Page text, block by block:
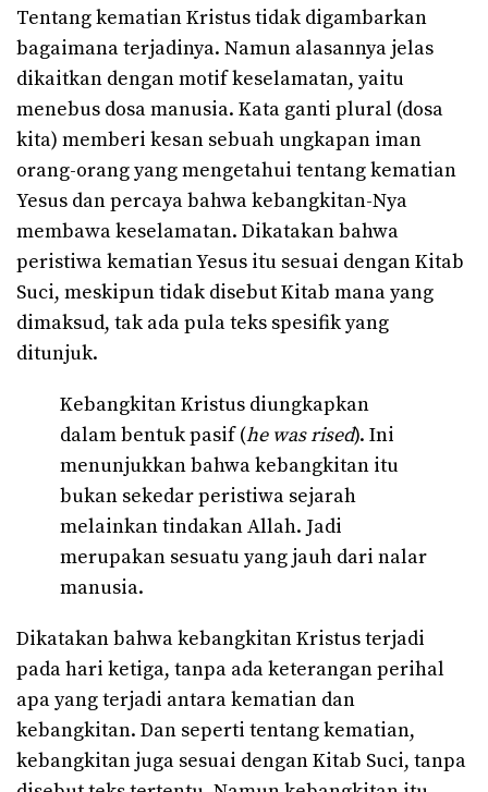
Tentang kematian Kristus tidak digambarkan
bagaimana terjadinya. Namun alasannya jelas
dikaitkan dengan motif keselamatan, yaitu
menebus dosa manusia. Kata ganti plural (dosa
kita) memberi kesan sebuah ungkapan iman
orang-orang yang mengetahui tentang kematian
Yesus dan percaya bahwa kebangkitan-Nya
membawa keselamatan. Dikatakan bahwa
peristiwa kematian Yesus itu sesuai dengan Kitab
Suci, meskipun tidak disebut Kitab mana yang
dimaksud, tak ada pula teks spesifik yang
ditunjuk.
Kebangkitan Kristus diungkapkan
dalam bentuk pasif (he was rised). Ini
menunjukkan bahwa kebangkitan itu
bukan sekedar peristiwa sejarah
melainkan tindakan Allah. Jadi
merupakan sesuatu yang jauh dari nalar
manusia.
Dikatakan bahwa kebangkitan Kristus terjadi
pada hari ketiga, tanpa ada keterangan perihal
apa yang terjadi antara kematian dan
kebangkitan. Dan seperti tentang kematian,
kebangkitan juga sesuai dengan Kitab Suci, tanpa